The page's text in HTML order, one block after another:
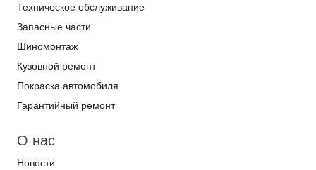
Техническое обслуживание
Запасные части
Шиномонтаж
Кузовной ремонт
Покраска автомобиля
Гарантийный ремонт
О нас
Новости